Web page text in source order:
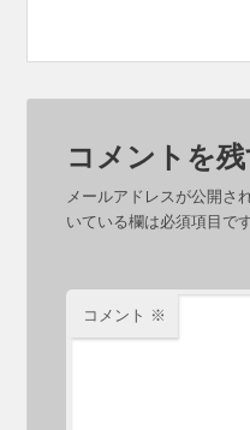
コメントを
メールアドレスが公開さ
いている欄は必須項目で
コメント ※